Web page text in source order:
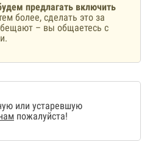
предлагать включить
более, сделать это за
– вы общаетесь с
или устаревшую
пожалуйста!